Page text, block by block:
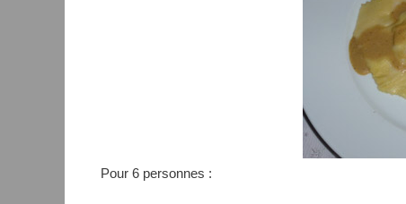
Pour 6 personnes :